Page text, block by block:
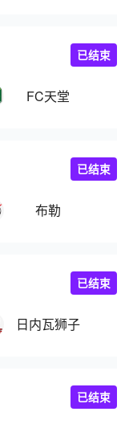
FC天堂
已结束
布勒
已结束
日内瓦狮子
已结束
已结束